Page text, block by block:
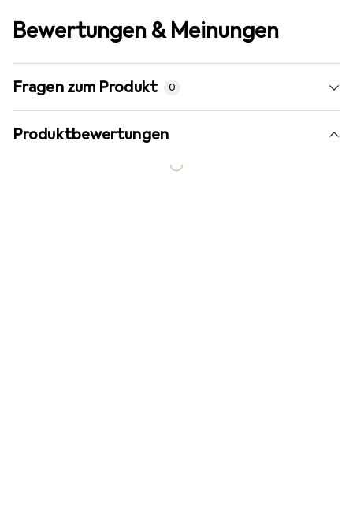
Bewertungen & Meinungen
Fragen zum Produkt 0
Produktbewertungen